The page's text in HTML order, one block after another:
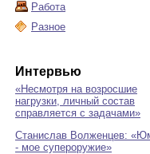
Работа
Разное
Интервью
«Несмотря на возросшие
нагрузки, личный состав
справляется с задачами»
Станислав Волженцев:
- мое супероружие»